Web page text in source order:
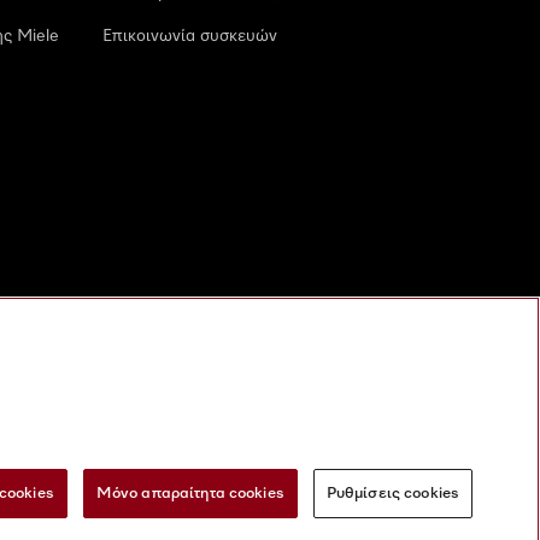
Miele Επικοινωνία συσκευών
ψηφιακές υπηρεσίες Φόρμα Υπαναχώρησης
Μόνο απαραίτητα cookies Ρυθμίσεις cookies